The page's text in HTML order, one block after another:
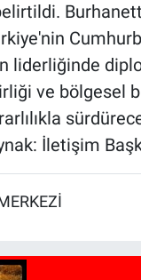
liderliğinde
ve bölgesel
İletişim